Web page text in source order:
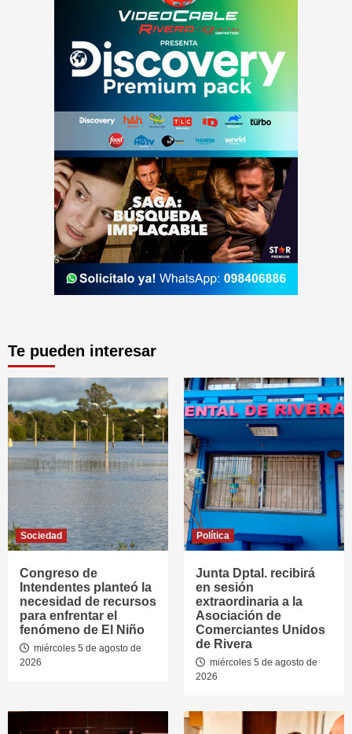
Te pueden interesar
Sociedad
Congreso de
Intendentes planteó la
necesidad de recursos
para enfrentar el
fenómeno de El Niño
miércoles 5 de agosto de
2026
Política
Junta Dptal. recibirá
en sesión
extraordinaria a la
Asociación de
Comerciantes Unidos
de Rivera
miércoles 5 de agosto de
2026